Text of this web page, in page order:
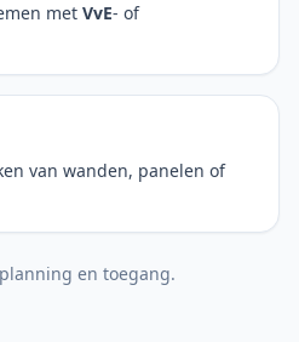
met VvE- of
van wanden, panelen of
en toegang.